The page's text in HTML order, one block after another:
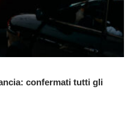
confermati tutti gli